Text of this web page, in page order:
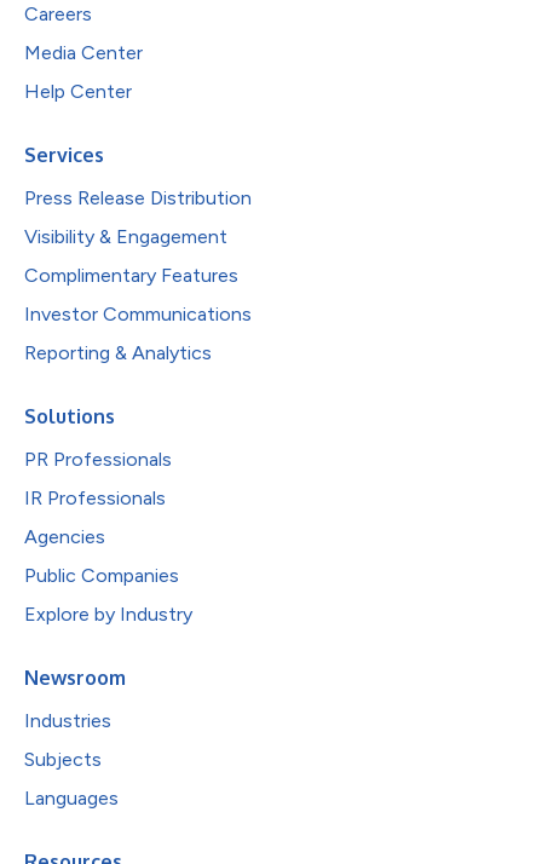
Careers
Media Center
Help Center
Services
Press Release Distribution
Visibility & Engagement
Complimentary Features
Investor Communications
Reporting & Analytics
Solutions
PR Professionals
IR Professionals
Agencies
Public Companies
Explore by Industry
Newsroom
Industries
Subjects
Languages